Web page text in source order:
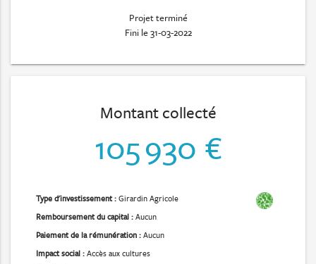
Projet terminé
Fini le 31-03-2022
Montant collecté
105 930 €
Type d'investissement :Girardin Agricole
Remboursement du capital :Aucun
Paiement de la rémunération :Aucun
Impact social :Accès aux cultures